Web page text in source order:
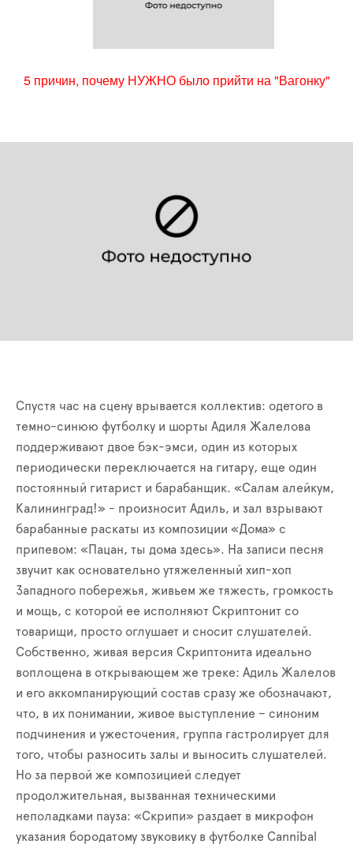
5 причин, почему НУЖНО было прийти на "Вагонку"
Спустя час на сцену врывается коллектив: одетого в
темно-синюю футболку и шорты Адиля Жалелова
поддерживают двое бэк-эмси, один из которых
периодически переключается на гитару, еще один
постоянный гитарист и барабанщик. «Салам алейкум,
Калининград!» - произносит Адиль, и зал взрывают
барабанные раскаты из композиции «Дома» с
припевом: «Пацан, ты дома здесь». На записи песня
звучит как основательно утяжеленный хип-хоп
Западного побережья, живьем же тяжесть, громкость
и мощь, с которой ее исполняют Скриптонит со
товарищи, просто оглушает и сносит слушателей.
Собственно, живая версия Скриптонита идеально
воплощена в открывающем же треке: Адиль Жалелов
и его аккомпанирующий состав сразу же обозначают,
что, в их понимании, живое выступление – синоним
подчинения и ужесточения, группа гастролирует для
того, чтобы разносить залы и выносить слушателей.
Но за первой же композицией следует
продолжительная, вызванная техническими
неполадками пауза: «Скрипи» раздает в микрофон
указания бородатому звуковику в футболке Cannibal